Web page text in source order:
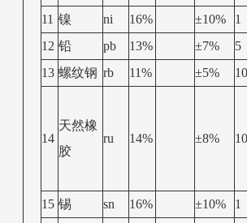
11 镍 ni 16% ±10% 1
12 铅 pb 13% ±7% 5
13 螺纹钢 rb 11% ±5% 10
14
天然橡
胶
ru 14% ±8% 10
15 锡 sn 16% ±10% 1